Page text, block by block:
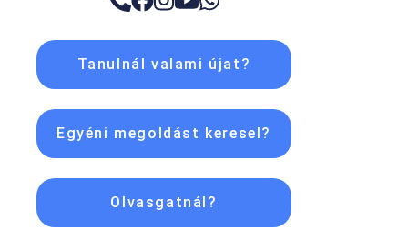
Tanulnál valami újat?
Egyéni megoldást keresel?
Olvasgatnál?